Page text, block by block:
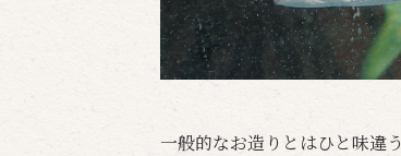
一般的なお造りとはひと味違